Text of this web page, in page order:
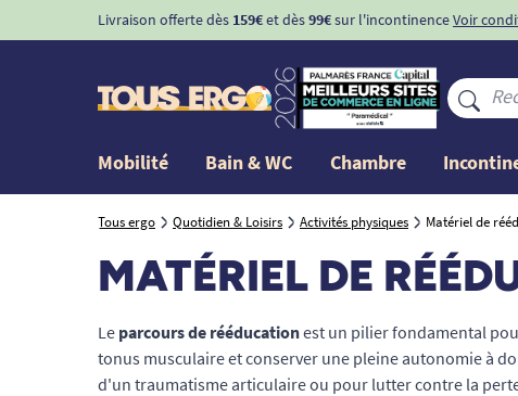
Livraison offerte dès 159€et dès99€sur l'incontinenceVoir
Mobilité Bain & WC Chambre
Tous ergo Quotidien & Loisirs Activités physiques Matériel de
MATÉRIEL DE
Le parcours de rééducationest un pilier fondamental
tonus musculaire et conserver une pleine autonomie à
d'un traumatisme articulaire ou pour lutter contre la